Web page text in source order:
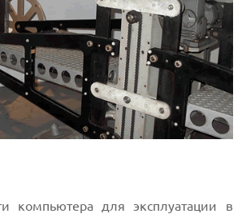
компьютера для эксплуатации в